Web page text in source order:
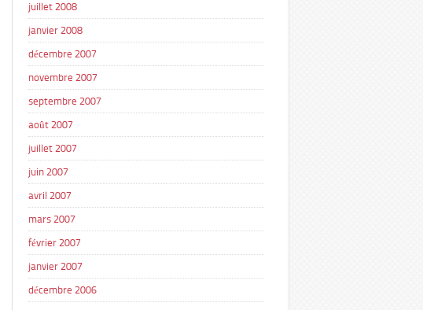
juillet 2008
janvier 2008
décembre 2007
novembre 2007
septembre 2007
août 2007
juillet 2007
juin 2007
avril 2007
mars 2007
février 2007
janvier 2007
décembre 2006